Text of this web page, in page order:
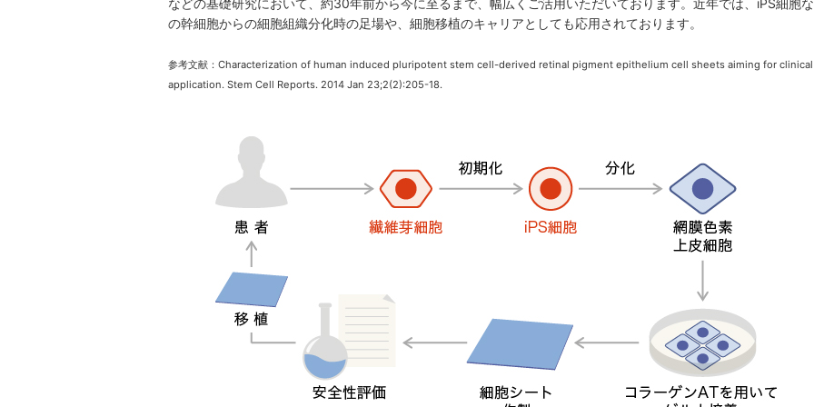
などの基礎研究において、約30年前から今に至るまで、幅広くご活用いただいております。近年では、iPS細胞
の幹細胞からの細胞組織分化時の足場や、細胞移植のキャリアとしても応用されております。
参考文献：Characterization of human induced pluripotent stem cell-derived retinal pigment epithelium cell sheets aiming for clinical
application. Stem Cell Reports. 2014 Jan 23;2(2):205-18.